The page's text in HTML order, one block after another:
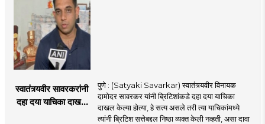
स्वातंत्र्यवीर सावरकरांनी
दहा दया याचिका दाखल
पुणे : (Satyaki Savarkar) स्वातंत्र्यवीर विनायक
दामोदर सावरकर यांनी ब्रिटिशांकडे दहा दया याचिका
दाखल केल्या होत्या, हे सत्य असले तरी त्या याचिकांमध्ये
त्यांनी ब्रिटिश सत्तेबद्दल निष्ठा व्यक्त केली नव्हती, असा दावा